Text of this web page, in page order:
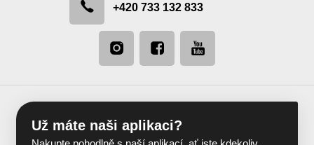
+420 733 132 833
Už máte naši aplikaci?